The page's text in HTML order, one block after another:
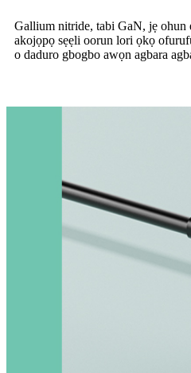
Gallium nitride, tabi GaN, jẹ
akojọpọ sẹẹli oorun lori ọkọ
o daduro gbogbo awọn agbara